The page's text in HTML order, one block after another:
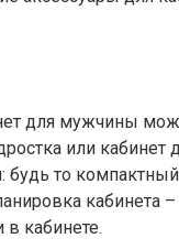
для мужчины
или кабинет
то
кабинета
кабинете.